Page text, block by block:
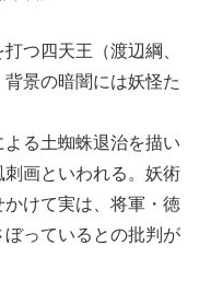
つ四天王（渡辺綱、
景の暗闇には妖怪た
る土蜘蛛退治を描い
画といわれる。妖術
けて実は、将軍・徳
っているとの批判が